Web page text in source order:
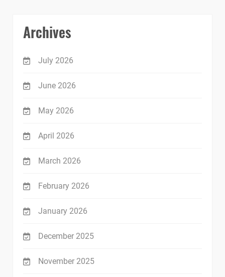
Archives
July 2026
June 2026
May 2026
April 2026
March 2026
February 2026
January 2026
December 2025
November 2025